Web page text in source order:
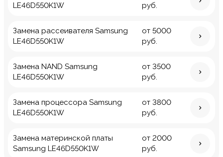
LE46D550K1W
руб.
Замена рассеивателя Samsung
LE46D550K1W
от 5000
руб.
Замена NAND Samsung
LE46D550K1W
от 3500
руб.
Замена процессора Samsung
LE46D550K1W
от 3800
руб.
Замена материнской платы
Samsung LE46D550K1W
от 2000
руб.